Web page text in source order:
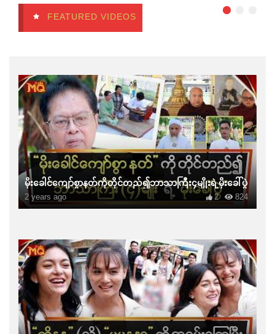
FEATURED VIDEOS
မိုးခေါင်ကျော်စွာနတ်ကိုတိုင်တည်၍ဘာသာကြီး၄မျိုးရဲ့မိုးခေါ်ပွဲ
2 years ago 824
2